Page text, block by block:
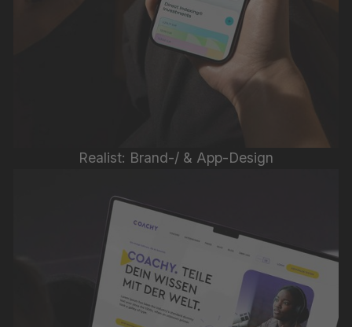
Realist: Brand-/ & App-Design